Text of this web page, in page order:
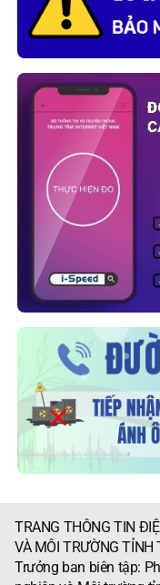
TRANG THÔNG TIN
VÀ MÔI TRƯỜNG TỈNH
Trưởng ban biên tập: